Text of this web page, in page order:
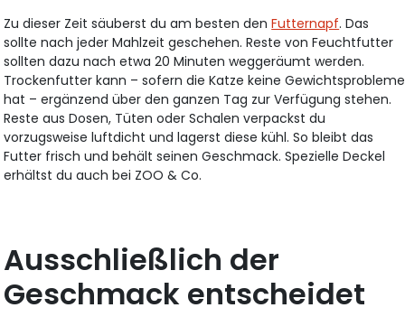
Zu dieser Zeit säuberst du am besten denFutternapf. Das
sollte nach jeder Mahlzeit geschehen. Reste von Feuchtfutter
sollten dazu nach etwa 20 Minuten weggeräumt werden.
Trockenfutter kann – sofern die Katze keine Gewichtsprobleme
hat – ergänzend über den ganzen Tag zur Verfügung stehen.
Reste aus Dosen, Tüten oder Schalen verpackst du
vorzugsweise luftdicht und lagerst diese kühl. So bleibt das
Futter frisch und behält seinen Geschmack. Spezielle Deckel
erhältst du auch bei ZOO & Co.
Ausschließlich der
Geschmack entscheidet